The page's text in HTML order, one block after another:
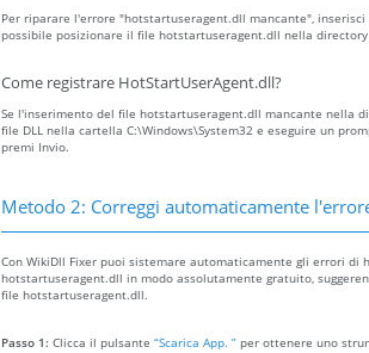
Per riparare l'errore "hotstartuseragent.dll mancante",
possibile posizionare il file hotstartuseragent.dll nella
Come registrare HotStartUserAgent.dll?
Se l'inserimento del file hotstartuseragent.dll mancante nella
file DLL nella cartella C:\Windows\System32 e eseguire un
premi Invio.
Metodo 2: Correggi automaticamente
Con WikiDll Fixer puoi sistemare automaticamente gli errori
hotstartuseragent.dll in modo assolutamente gratuito,
file hotstartuseragent.dll.
Passo 1: Clicca il pulsante “Scarica App. ” per ottenere uno